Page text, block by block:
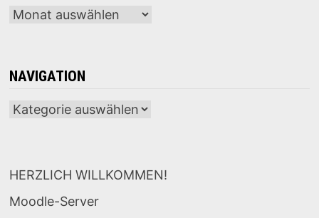
Archiv
NAVIGATION
Navigation
HERZLICH WILLKOMMEN!
Moodle-Server